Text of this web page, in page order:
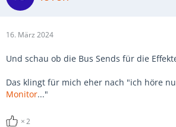
16. März 2024
Und schau ob die Bus Sends für die
Das klingt für mich eher nach "ich höre
Monitor..."
2